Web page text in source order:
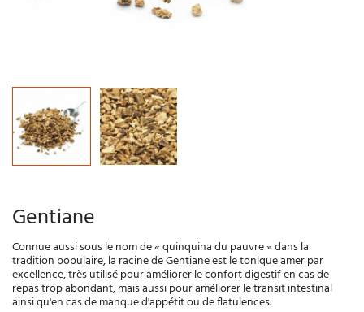
Gentiane
Connue aussi sous le nom de « quinquina du pauvre » dans la
tradition populaire, la racine de Gentiane est le tonique amer par
excellence, très utilisé pour améliorer le confort digestif en cas de
repas trop abondant, mais aussi pour améliorer le transit intestinal
ainsi qu'en cas de manque d'appétit ou de flatulences.